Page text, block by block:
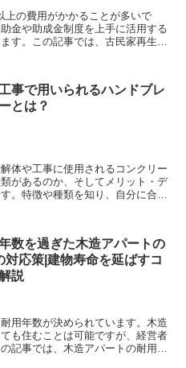
上の費用がかかることが多いで
金や助成金制度を上手に活用する
す。この記事では、古民家再生補
事で用いられるハンドブレ
とは？
体や工事に使用されるコンクリー
があるのか、そしてメリット・デ
。特徴や種類を知り、自分に合っ
数を過ぎた木造アパートの
対応策|建物寿命を延ばすコ
説
用年数が決められています。木造
も住むことは可能ですが、経営者
記事では、木造アパートの耐用年